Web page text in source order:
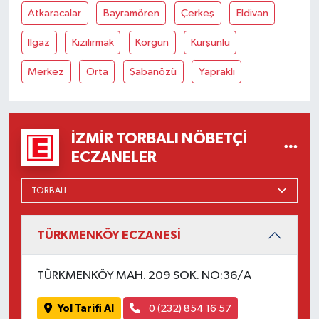
Atkaracalar Bayramören Çerkeş Eldivan
Ilgaz Kızılırmak Korgun Kurşunlu
Merkez Orta Şabanözü Yapraklı
İZMIR TORBALI NÖBETÇI
ECZANELER
TÜRKMENKÖY ECZANESİ
TÜRKMENKÖY MAH. 209 SOK. NO:36/A
Yol Tarifi Al 0 (232) 854 16 57